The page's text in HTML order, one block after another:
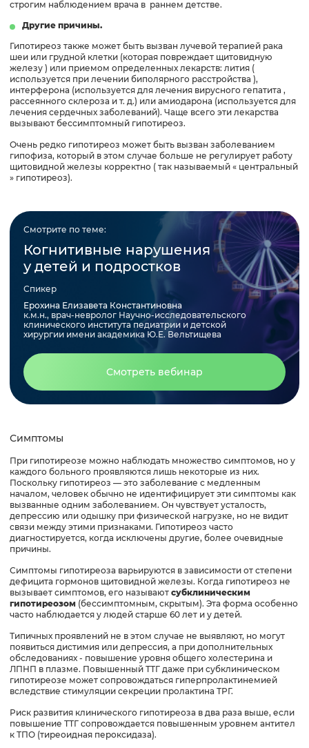
строгим наблюдением врача в раннем детстве.
Другие причины.
Гипотиреоз также может быть вызван лучевой терапией рака
шеи или грудной клетки (которая повреждает щитовидную
железу ) или приемом определенных лекарств: лития (
используется при лечении биполярного расстройства ),
интерферона (используется для лечения вирусного гепатита ,
рассеянного склероза и т. д.) или амиодарона (используется для
лечения сердечных заболеваний). Чаще всего эти лекарства
вызывают бессимптомный гипотиреоз.
Очень редко гипотиреоз может быть вызван заболеванием
гипофиза, который в этом случае больше не регулирует работу
щитовидной железы корректно ( так называемый « центральный
» гипотиреоз).
Смотрите по теме:
Когнитивные нарушения
у детей и подростков
Спикер
Ерохина Елизавета Константиновна
к.м.н., врач-невролог Научно-исследовательского
клинического института педиатрии и детской
хирургии имени академика Ю.Е. Вельтищева
Смотреть вебинар
Симптомы
При гипотиреозе можно наблюдать множество симптомов, но у
каждого больного проявляются лишь некоторые из них.
Поскольку гипотиреоз — это заболевание с медленным
началом, человек обычно не идентифицирует эти симптомы как
вызванные одним заболеванием. Он чувствует усталость,
депрессию или одышку при физической нагрузке, но не видит
связи между этими признаками. Гипотиреоз часто
диагностируется, когда исключены другие, более очевидные
причины.
Симптомы гипотиреоза варьируются в зависимости от степени
дефицита гормонов щитовидной железы. Когда гипотиреоз не
вызывает симптомов, его называют субклиническим
гипотиреозом (бессимптомным, скрытым). Эта форма особенно
часто наблюдается у людей старше 60 лет и у детей.
Типичных проявлений не в этом случае не выявляют, но могут
появиться дистимия или депрессия, а при дополнительных
обследованиях - повышение уровня общего холестерина и
ЛПНП в плазме. Повышенный ТТГ даже при субклиническом
гипотиреозе может сопровождаться гиперпролактинемией
вследствие стимуляции секреции пролактина ТРГ.
Риск развития клинического гипотиреоза в два раза выше, если
повышение ТТГ сопровождается повышенным уровнем антител
к ТПО (тиреоидная пероксидаза).